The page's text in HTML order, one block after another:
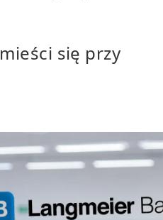
się przy